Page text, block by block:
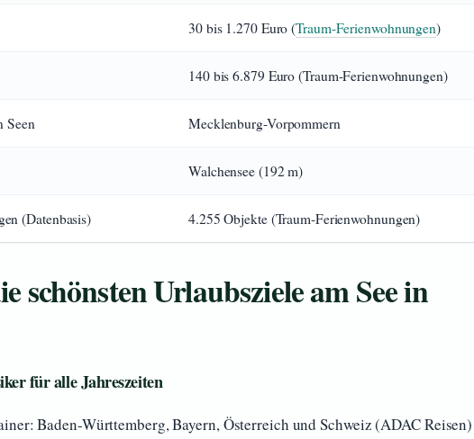
30 bis 1.270 Euro (Traum-Ferienwohnungen)
140 bis 6.879 Euro (Traum-Ferienwohnungen)
Seen Mecklenburg-Vorpommern
Walchensee (192 m)
(Datenbasis) 4.255 Objekte (Traum-Ferienwohnungen)
schönsten Urlaubsziele am See in
für alle Jahreszeiten
Baden-Württemberg, Bayern, Österreich und Schweiz (ADAC Reisen)